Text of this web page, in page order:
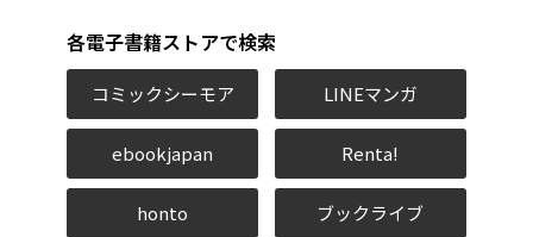
各電子書籍ストアで検索
コミックシーモア LINEマンガ
ebookjapan Renta!
honto ブックライブ